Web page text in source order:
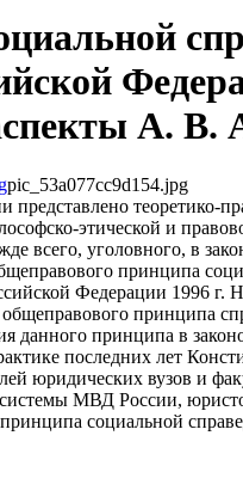
А. В.
pic_53a077cc9d154.jpg
представлено теоретико-
этической и
всего, уголовного, в
принципа
Федерации 1996 г.
принципа
данного принципа в
последних лет
юридических вузов и
МВД России,
социальной